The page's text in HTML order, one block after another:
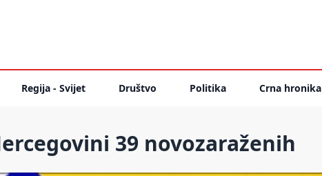
Regija - Svijet Društvo Politika Crna hronika
39 novozaraženih